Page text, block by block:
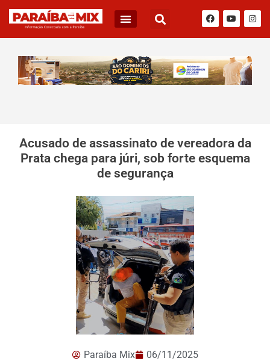
Acusado de assassinato de vereadora da
Prata chega para júri, sob forte esquema
de segurança
Paraíba Mix 06/11/2025